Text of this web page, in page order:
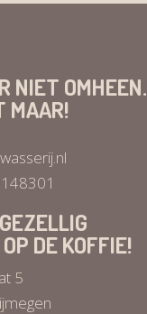
NIET OMHEEN.
MAAR!
DE KOFFIE!
5